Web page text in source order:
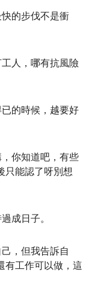
的步伐不是衝
人，哪有抗風險
的時候，越要好
你知道吧，有些
只能認了呀別想
成日子。
，但我告訴自
有工作可以做，這